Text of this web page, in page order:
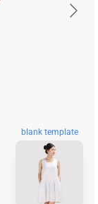
blank template